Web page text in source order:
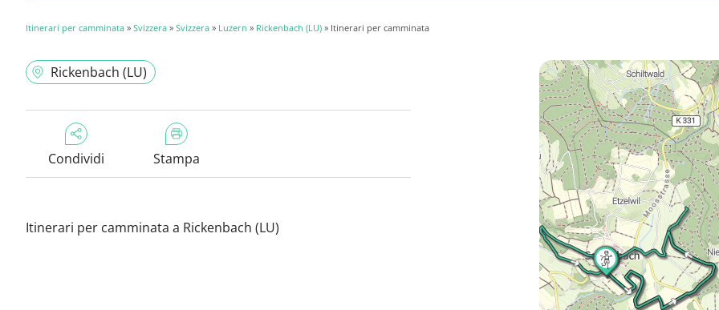
Itinerari per camminata » Svizzera » Svizzera » Luzern » Rickenbach (LU) » Itinerari per camminata
Rickenbach (LU)
Condividi Stampa
Itinerari per camminata a Rickenbach (LU)